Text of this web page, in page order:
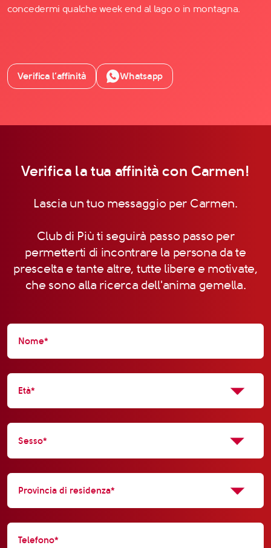
concedermi qualche week end al lago o in montagna.
Verifica l’affinità Whatsapp
Verifica la tua affinità con Carmen!
Lascia un tuo messaggio per Carmen.
Club di Più ti seguirà passo passo per
permetterti di incontrare la persona da te
prescelta e tante altre, tutte libere e motivate,
che sono alla ricerca dell'anima gemella.